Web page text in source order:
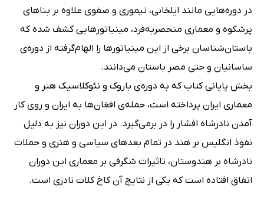
در دوره‌هایی مانند ایلخانی، تیموری و صفوی علاوه بر بناهای
پرشکوه و معماری منحصربه‌فرد، مینیاتورهایی کشف شده که
باستان‌شناسان برخی از این مینیاتورها را الهام‌گرفته از دوره‌ی
ساسانیان و حتی مصر باستان می‌دانند.
بخش پایانی کتاب که به دوره‌ی باروک و نئوکلاسیک هنر و
معماری ایران پرداخته است، حمله‌ی افغان‌ها به ایران و روی کار
آمدن نادرشاه افشار را در برمی‌گیرد. در این دوران نیز به دلیل
نفوذ انگلیس بر هند در تمام بعدهای سیاسی و هنری و حملات
نادرشاه بر هندوستان، تاثیرات شگرفی بر معماری این دوران
اتفاق افتاده است که یکی از نتایج آن کاخ کلات نادری است.